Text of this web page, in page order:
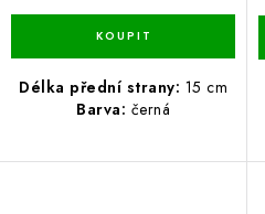
Délka přední strany: 15 cm
Barva: černá